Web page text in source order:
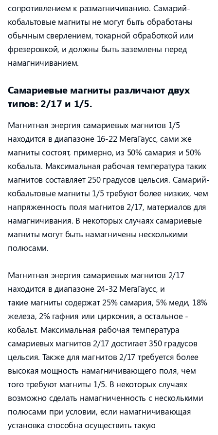
сопротивлением к размагничиванию. Самарий-
кобальтовые магниты не могут быть обработаны
обычным сверлением, токарной обработкой или
фрезеровкой, и должны быть заземлены перед
намагничиванием.
Самариевые магниты различают двух
типов: 2/17 и 1/5.
Магнитная энергия самариевых магнитов 1/5
находится в диапазоне 16-22 МегаГаусс, сами же
магниты состоят, примерно, из 50% самария и 50%
кобальта. Максимальная рабочая температура таких
магнитов составляет 250 градусов цельсия. Самарий-
кобальтовые магниты 1/5 требуют более низких, чем
напряженность поля магнитов 2/17, материалов для
намагничивания. В некоторых случаях самариевые
магниты могут быть намагничены несколькими
полюсами.
Магнитная энергия самариевых магнитов 2/17
находится в диапазоне 24-32 МегаГаусс, и
такие магниты содержат 25% самария, 5% меди, 18%
железа, 2% гафния или циркония, а остальное -
кобальт. Максимальная рабочая температура
самариевых магнитов 2/17 достигает 350 градусов
цельсия. Также для магнитов 2/17 требуется более
высокая мощность намагничивающего поля, чем
того требуют магниты 1/5. В некоторых случаях
возможно сделать намагниченность с несколькими
полюсами при условии, если намагничивающая
установка способна осуществить такую